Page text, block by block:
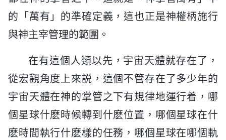
的「萬有」的準確定義，這也正是神權柄施行
與神主宰管理的範圍。
在有這個人類以先，宇宙天體就存在了，
從宏觀角度上來説，這個不管存在了多少年的
宇宙天體在神的掌管之下有規律地運行着，哪
個星球什麽時候轉到什麽位置，哪個星球在什
麽時間執行什麽樣的任務，哪個星球在哪個軌